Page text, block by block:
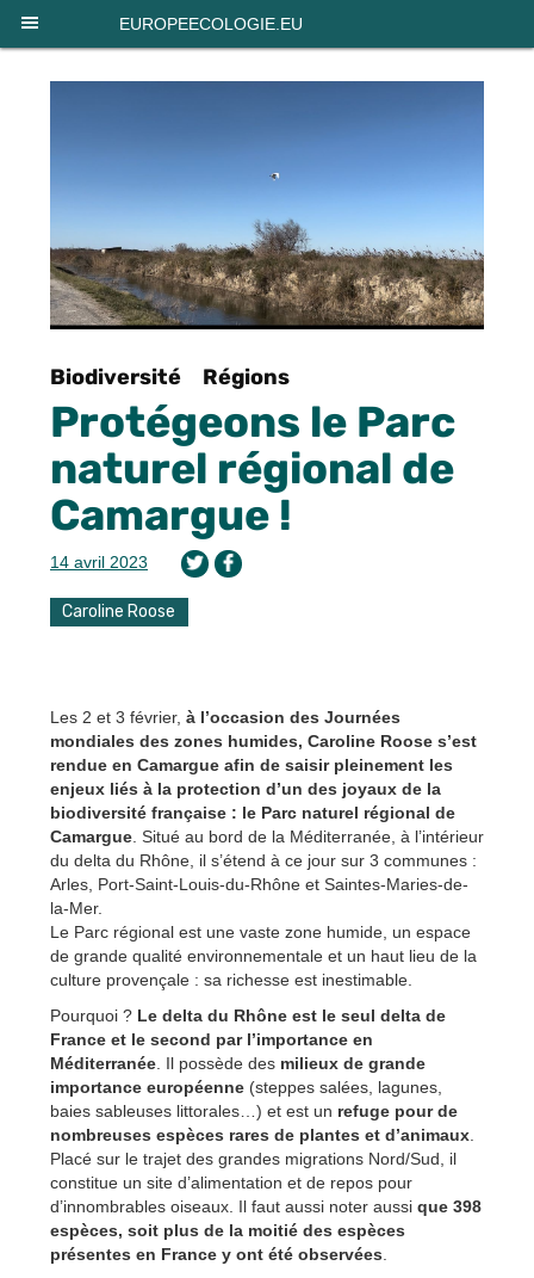
EUROPEECOLOGIE.EU
Biodiversité Régions
Protégeons le Parc
naturel régional de
Camargue !
14 avril 2023
Caroline Roose
Les 2 et 3 février, à l’occasion des Journées
mondiales des zones humides, Caroline Roose s’est
rendue en Camargue afin de saisir pleinement les
enjeux liés à la protection d’un des joyaux de la
biodiversité française : le Parc naturel régional de
Camargue . Situé au bord de la Méditerranée, à l’intérieur
du delta du Rhône, il s’étend à ce jour sur 3 communes :
Arles, Port-Saint-Louis-du-Rhône et Saintes-Maries-de-
la-Mer.
Le Parc régional est une vaste zone humide, un espace
de grande qualité environnementale et un haut lieu de la
culture provençale : sa richesse est inestimable.
Pourquoi ? Le delta du Rhône est le seul delta de
France et le second par l’importance en
Méditerranée . Il possède des milieux de grande
importance européenne (steppes salées, lagunes,
baies sableuses littorales…) et est un refuge pour de
nombreuses espèces rares de plantes et d’animaux
Placé sur le trajet des grandes migrations Nord/Sud, il
constitue un site d’alimentation et de repos pour
d’innombrables oiseaux. Il faut aussi noter aussi que 398
espèces, soit plus de la moitié des espèces
présentes en France y ont été observées